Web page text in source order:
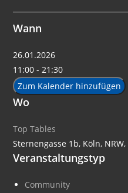
Wann
26.01.2026
11:00 - 21:30
Zum Kalender hinzufügen
Wo
Top Tables
Sternengasse 1b, Köln, NRW,
Veranstaltungstyp
Community